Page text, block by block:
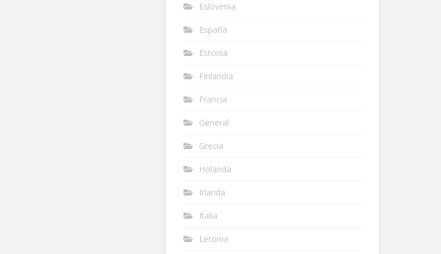
Eslovenia
España
Estonia
Finlandia
Francia
General
Grecia
Holanda
Irlanda
Italia
Letonia